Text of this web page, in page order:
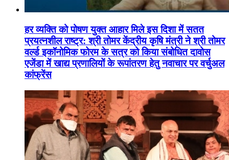
हर व्यक्ति को पोषण युक्त आहार मिले इस दिशा में सतत
प्रयत्नशील राष्ट्र: श्री तोमर केंद्रीय कृषि मंत्री ने श्री तोमर
वर्ल्ड इकॉनोमिक फोरम के सत्र को किया संबोधित दावोस
एजेंडा में खाद्य प्रणालियों के रूपांतरण हेतु नवाचार पर वर्चुअल
कांफ्रेंस